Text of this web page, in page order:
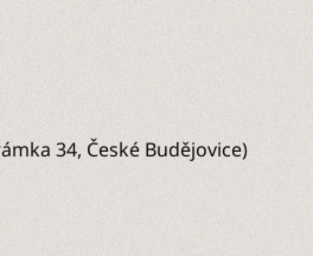
34, České Budějovice)